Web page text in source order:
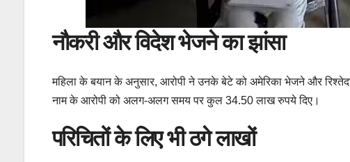
नौकरी और विदेश भेजने का झांसा
महिला के बयान के अनुसार, आरोपी ने उनके बेटे को अमेरिका भेजने और
नाम के आरोपी को अलग-अलग समय पर कुल 34.50 लाख रुपये दिए।
परिचितों के लिए भी ठगे लाखों